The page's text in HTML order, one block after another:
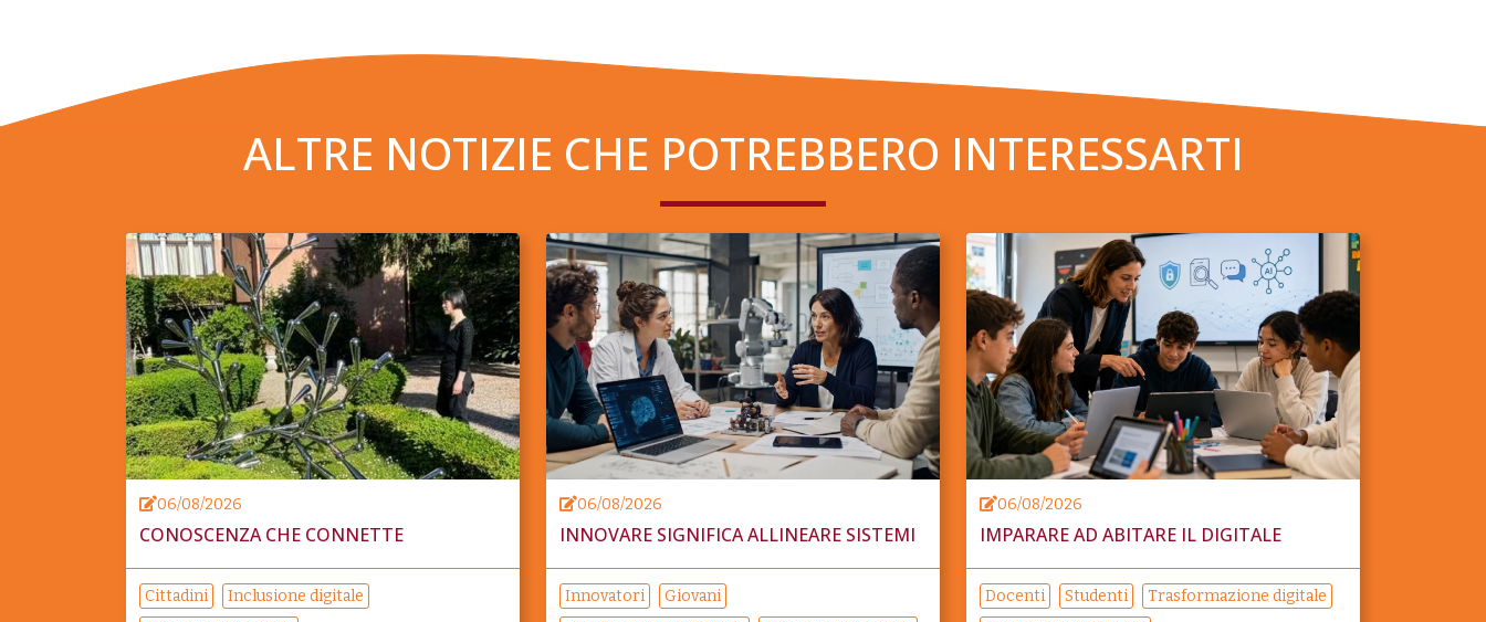
ALTRE NOTIZIE CHE POTREBBERO INTERESSARTI
06/08/2026
CONOSCENZA CHE CONNETTE
Cittadini
Inclusione digitale
06/08/2026
INNOVARE SIGNIFICA ALLINEARE SISTEMI
Innovatori
Giovani
06/08/2026
IMPARARE AD ABITARE IL DIGITALE
Docenti Studenti
Trasformazione digitale